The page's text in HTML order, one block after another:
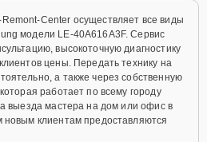
Center осуществляет все виды
модели LE-40A616A3F. Сервис
высокоточную диагностику
цены. Передать технику на
а также через собственную
работает по всему городу
выезда мастера на дом или офис в
клиентам предоставляются